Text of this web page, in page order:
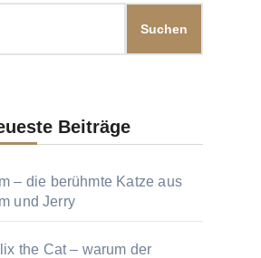
Suchen
Beiträge
– die berühmte Katze aus
und Jerry
the Cat – warum der